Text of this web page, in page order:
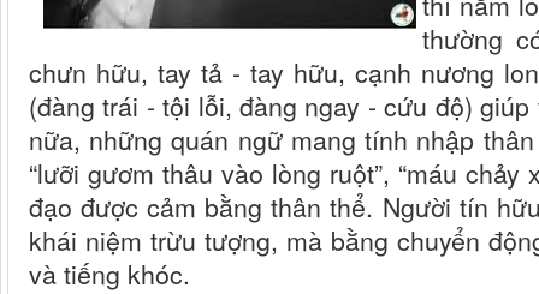
thường
chưn hữu, tay tả - tay hữu, cạnh nương
(đàng trái - tội lỗi, đàng ngay - cứu độ)
nữa, những quán ngữ mang tính nhập
“lưỡi gươm thâu vào lòng ruột”, “máu
đạo được cảm bằng thân thể. Người tín
khái niệm trừu tượng, mà bằng chuyển
và tiếng khóc.